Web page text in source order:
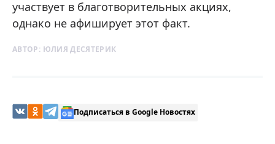
участвует в благотворительных акциях,
однако не афиширует этот факт.
АВТОР: ЮЛИЯ ДЕСЯТЕРИК
Подписаться в Google Новостях